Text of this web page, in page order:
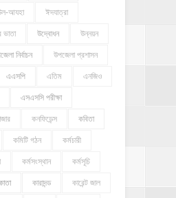
আযহা ঈদযাত্রা
ভাতা উদ্বোধন উন্নয়ন
নির্বাচন উপজেলা প্রশাসন
এএসপি এতিম এনজিও
এসএসসি পরীক্ষা
কনফিডেন্স কবিতা
কমিটি গঠন কর্মচারী
কর্মসংস্থান কর্মসূচি
কারাদন্ড কারেন্ট জাল